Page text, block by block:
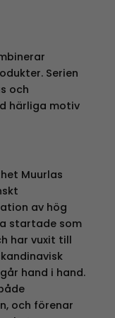
Serien
och
härliga motiv
Muurlas
av hög
startade som
har vuxit till
hand i hand.
och förenar